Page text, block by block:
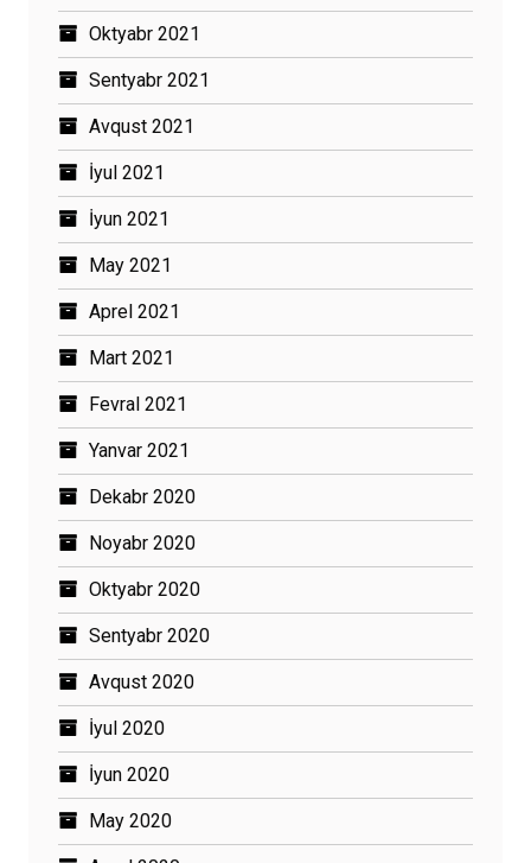
Oktyabr 2021
Sentyabr 2021
Avqust 2021
İyul 2021
İyun 2021
May 2021
Aprel 2021
Mart 2021
Fevral 2021
Yanvar 2021
Dekabr 2020
Noyabr 2020
Oktyabr 2020
Sentyabr 2020
Avqust 2020
İyul 2020
İyun 2020
May 2020